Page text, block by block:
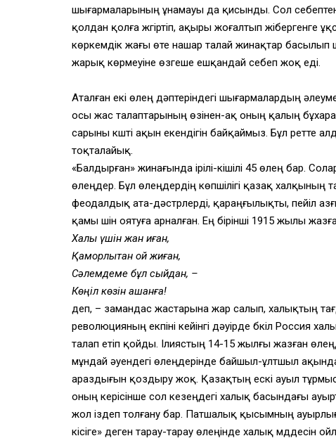
шығармаларының ұнамауы да қисынды. Сол
қолдан қолға жүгіртіп, ақыры жоғалтып жібергенге
көркемдік жағы өте нашар талай жинақтар басылып
жарық көрмеуіне өзгеше ешқандай себеп жоқ еді.
Аталған екі өлең дәптеріндегі шығармалардың
осы жас талаптарының өзінен-ақ оның қалың
сарыны күшті ақын екендігін байқаймыз. Бұл ретте
тоқталайық.
«Балдырған» жинағында ірілі-кішілі 45 өлең бар.
өлеңдер. Бұл өлеңдердің көпшілігі қазақ халқының
феодалдық ата-дәстүрлерді, қараңғылықты, пейіл
қамы үшін оятуға арналған. Ең бірінші 1915 жылы
Халық үшін жан қиған,
Қамқорлықтан ой жиған,
Сәлемдеме бұл сыйдан, –
Көңіл көзін ашқанға!
деп, – замандас жастарына жар салып, халықтың
революцияның екпіні кейінгі дәуірде бүкіл Россия
талап етіп қойды. Ілиястың 14-15 жылғы жазған
мұндай әуендегі өлеңдерінде байшыл-ұлтшыл
араздығын қоздыру жоқ. Қазақтың ескі ауыл
оның керісінше сол кезеңдегі халық басындағы
жол іздеп толғану бар. Патшалық қысымның
кісіге» деген тарау-тарау өлеңінде халық мүддесін